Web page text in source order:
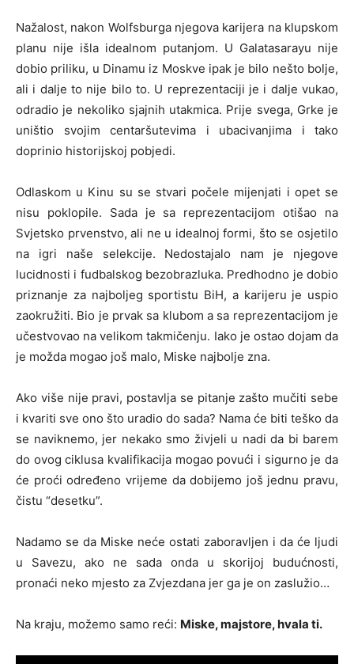
Nažalost, nakon Wolfsburga njegova karijera na klupskom
planu nije išla idealnom putanjom. U Galatasarayu nije
dobio priliku, u Dinamu iz Moskve ipak je bilo nešto bolje,
ali i dalje to nije bilo to. U reprezentaciji je i dalje vukao,
odradio je nekoliko sjajnih utakmica. Prije svega, Grke je
uništio svojim centaršutevima i ubacivanjima i tako
doprinio historijskoj pobjedi.
Odlaskom u Kinu su se stvari počele mijenjati i opet se
nisu poklopile. Sada je sa reprezentacijom otišao na
Svjetsko prvenstvo, ali ne u idealnoj formi, što se osjetilo
na igri naše selekcije. Nedostajalo nam je njegove
lucidnosti i fudbalskog bezobrazluka. Predhodno je dobio
priznanje za najboljeg sportistu BiH, a karijeru je uspio
zaokružiti. Bio je prvak sa klubom a sa reprezentacijom je
učestvovao na velikom takmičenju. Iako je ostao dojam da
je možda mogao još malo, Miske najbolje zna.
Ako više nije pravi, postavlja se pitanje zašto mučiti sebe
i kvariti sve ono što uradio do sada? Nama će biti teško da
se naviknemo, jer nekako smo živjeli u nadi da bi barem
do ovog ciklusa kvalifikacija mogao povući i sigurno je da
će proći određeno vrijeme da dobijemo još jednu pravu,
čistu “desetku”.
Nadamo se da Miske neće ostati zaboravljen i da će ljudi
u Savezu, ako ne sada onda u skorijoj budućnosti,
pronaći neko mjesto za Zvjezdana jer ga je on zaslužio…
Na kraju, možemo samo reći: Miske, majstore, hvala ti.